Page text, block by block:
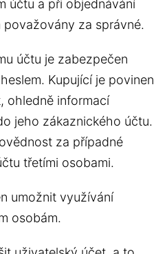
účtu a při objednávání
za správné.
účtu je zabezpečen
Kupující je povinen
ohledně informací
jeho zákaznického účtu.
za případné
třetími osobami.
umožnit využívání
osobám.